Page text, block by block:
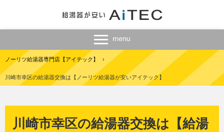
ノーリツ給湯器専門店【アイテック】 ›
川崎市幸区の給湯器交換は【ノーリツ給湯器が安いアイテック】
川崎市幸区の給湯器交換は【給湯